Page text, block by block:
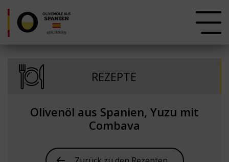
REZEPTE
Olivenöl aus Spanien, Yuzu mit
Combava